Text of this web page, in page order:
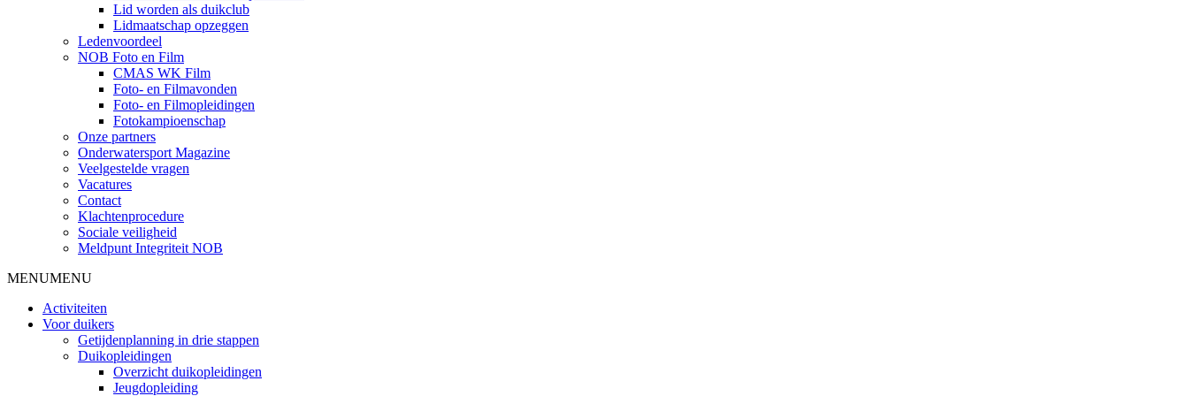
Lid worden als duikclub
Lidmaatschap opzeggen
Ledenvoordeel
NOB Foto en Film
CMAS WK Film
Foto- en Filmavonden
Foto- en Filmopleidingen
Fotokampioenschap
Onze partners
Onderwatersport Magazine
Veelgestelde vragen
Vacatures
Contact
Klachtenprocedure
Sociale veiligheid
Meldpunt Integriteit NOB
MENUMENU
Activiteiten
Voor duikers
Getijdenplanning in drie stappen
Duikopleidingen
Overzicht duikopleidingen
Jeugdopleiding